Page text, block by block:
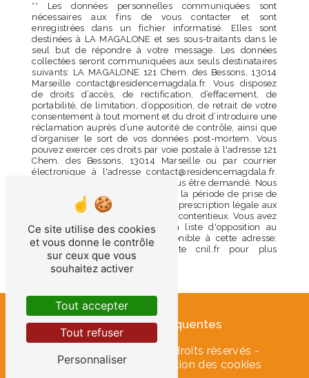
** Les données personnelles communiquées sont
nécessaires aux fins de vous contacter et sont
enregistrées dans un fichier informatisé. Elles sont
destinées à LA MAGALONE et ses sous-traitants dans le
seul but de répondre à votre message. Les données
collectées seront communiquées aux seuls destinataires
suivants: LA MAGALONE 121 Chem. des Bessons, 13014
Marseille contact@residencemagdala.fr. Vous disposez
de droits d’accès, de rectification, d’effacement, de
portabilité, de limitation, d’opposition, de retrait de votre
consentement à tout moment et du droit d’introduire une
réclamation auprès d’une autorité de contrôle, ainsi que
d’organiser le sort de vos données post-mortem. Vous
pouvez exercer ces droits par voie postale à l'adresse 121
Chem. des Bessons, 13014 Marseille ou par courrier
électronique à l'adresse contact@residencemagdala.fr.
Un justificatif d'identité pourra vous être demandé. Nous
conservons vos données pendant la période de prise de
contact puis pendant la durée de prescription légale aux
fins probatoires et de gestion des contentieux. Vous avez
le droit de vous inscrire sur la liste d'opposition au
démarchage téléphonique, disponible à cette adresse:
Bloctel.gouv.fr . Consultez le site cnil.fr pour plus
d’informations sur vos droits.
Recherches fréquentes
- 2026 - Tous droits réservés -
Mentions légales
Gestion des cookies
Ce site utilise des cookies
et vous donne le contrôle
sur ceux que vous
souhaitez activer
Tout accepter
Tout refuser
Personnaliser